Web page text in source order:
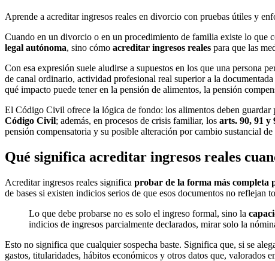
Aprende a acreditar ingresos reales en divorcio con pruebas útiles y
Cuando en un divorcio o en un procedimiento de familia existe lo que
legal autónoma, sino cómo acreditar ingresos reales para que las
Con esa expresión suele aludirse a supuestos en los que una persona
de canal ordinario, actividad profesional real superior a la
qué impacto puede tener en la pensión de alimentos, la pensión
El Código Civil ofrece la lógica de fondo: los alimentos deben
Código Civil; además, en procesos de crisis familiar, los arts. 90, 91 y
pensión compensatoria y su posible alteración por cambio sustancial de
Qué significa acreditar ingresos reales
Acreditar ingresos reales significa probar de la forma más completa
de bases si existen indicios serios de que esos documentos no reflejan
Lo que debe probarse no es solo el ingreso formal, sino la
indicios de ingresos parcialmente declarados, mirar solo la
Esto no significa que cualquier sospecha baste. Significa que, si se
gastos, titularidades, hábitos económicos y otros datos que,